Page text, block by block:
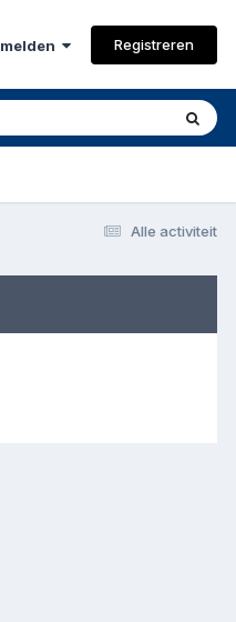
Registreren
Alle activiteit